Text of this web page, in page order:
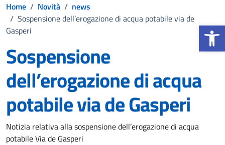
Apri la
Home / Novità / news
/ Sospensione dell’erogazione di acqua potabile via de
Gasperi
Sospensione
dell’erogazione di acqua
potabile via de Gasperi
Dettagli della notizia
Notizia relativa alla sospensione dell’erogazione di acqua
potabile Via de Gasperi